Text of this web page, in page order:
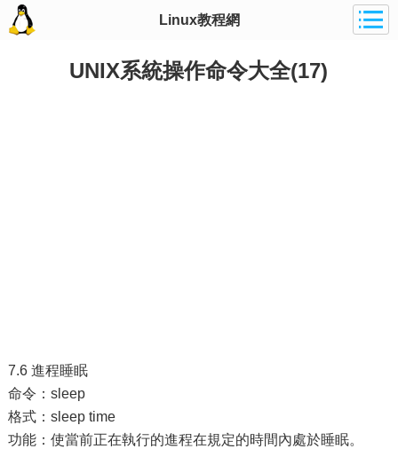
Linux教程網
UNIX系統操作命令大全(17)
7.6 進程睡眠
命令：sleep
格式：sleep time
功能：使當前正在執行的進程在規定的時間內處於睡眠。